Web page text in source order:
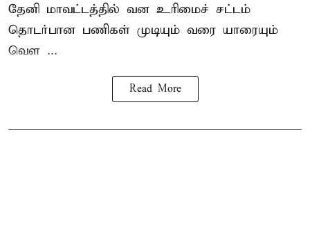
தேனி மாவட்டத்தில் வன உரிமைச் சட்டம்
தொடர்பான பணிகள் முடியும் வரை யாரையும்
வெள ...
Read More